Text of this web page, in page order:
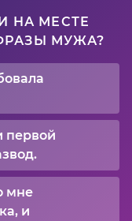
НА МЕСТЕ
МУЖА?
первой
мне
и